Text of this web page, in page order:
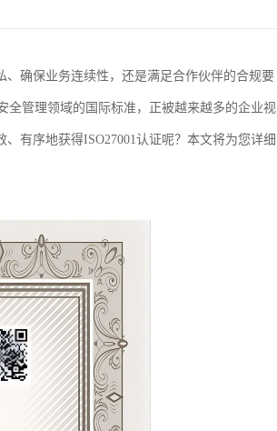
确保业务连续性，还是满足合作伙伴的合规要
全管理领域的国际标准，正被越来越多的企业视
有序地获得ISO27001认证呢？本文将为您详细